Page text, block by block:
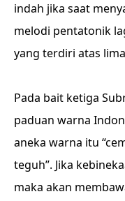
indah jika saat
melodi pentatonik
yang terdiri atas
Pada bait ketiga
paduan warna
aneka warna itu
teguh”. Jika
maka akan